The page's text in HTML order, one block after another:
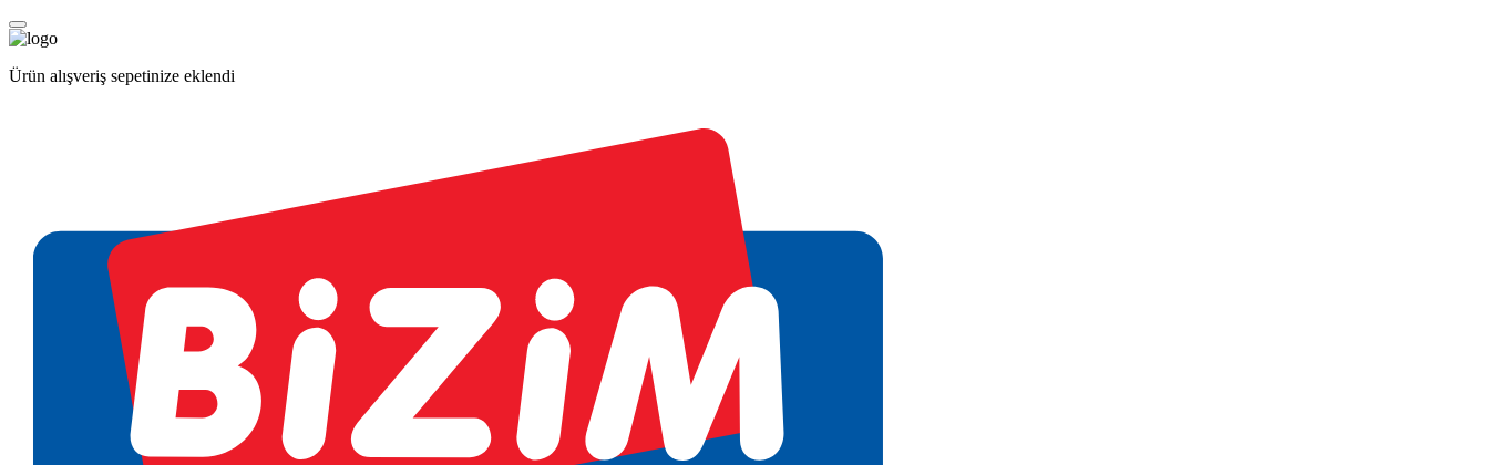
Ürün alışveriş sepetinize eklendi